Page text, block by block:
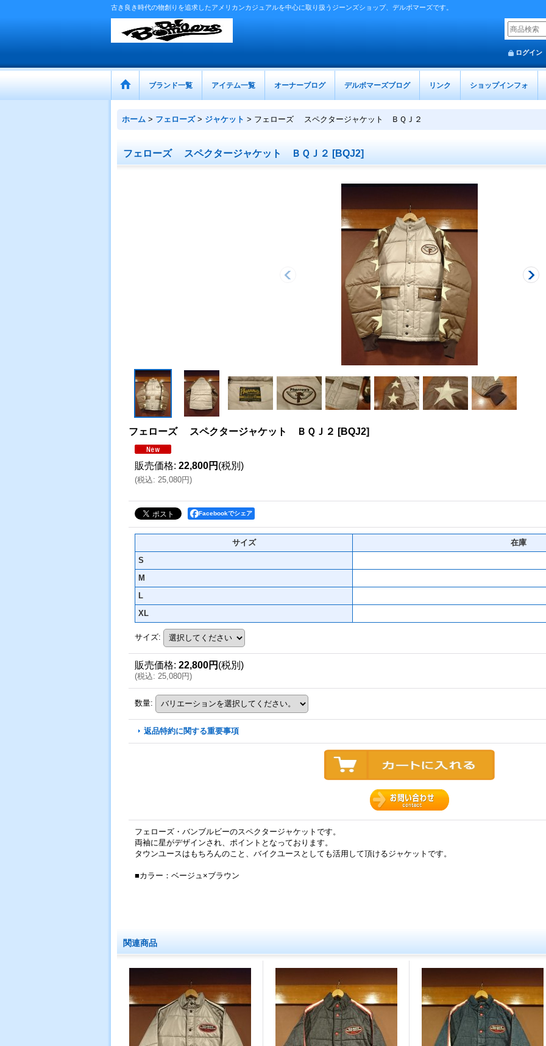
古き良き時代の物創りを追求したアメリカンカジュアルを中心に取り扱うジーンズショップ、デルボマーズです。
ログイン
ブランド一覧 アイテム一覧 オーナーブログ デルボマーズブログ リンク ショップインフォ
ホーム > フェローズ > ジャケット > フェローズ スペクタージャケット ＢＱＪ２
フェローズ スペクタージャケット ＢＱＪ２ [BQJ2]
フェローズ スペクタージャケット ＢＱＪ２ [BQJ2]
販売価格: 22,800円 (税別)
(税込: 25,080円)
Facebookでシェア
サイズ
在庫
S
M
L
XL
サイズ:
販売価格: 22,800円 (税別)
(税込: 25,080円)
数量:
返品特約に関する重要事項
フェローズ・バンブルビーのスペクタージャケットです。
両袖に星がデザインされ、ポイントとなっております。
タウンユースはもちろんのこと、バイクユースとしても活用して頂けるジャケットです。
■カラー：ベージュ×ブラウン
関連商品